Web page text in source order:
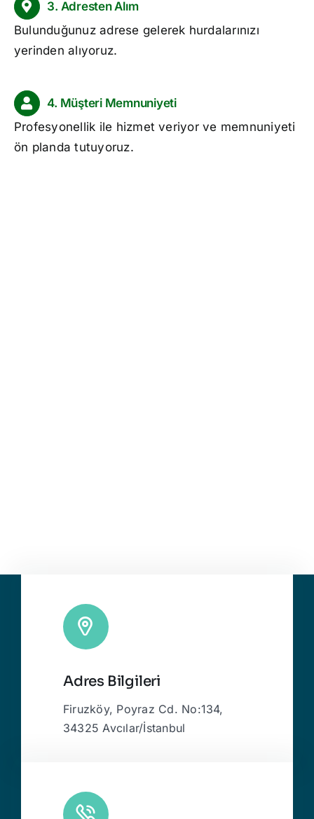
3. Adresten Alım
Bulunduğunuz adrese gelerek hurdalarınızı
yerinden alıyoruz.
4. Müşteri Memnuniyeti
Profesyonellik ile hizmet veriyor ve memnuniyeti
ön planda tutuyoruz.
Adres Bilgileri
Firuzköy, Poyraz Cd. No:134,
34325 Avcılar/İstanbul